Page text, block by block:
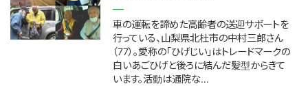
車の運転を諦めた高齢者の送迎サポートを
行っている、山梨県北杜市の中村三郎さん
（77）。愛称の「ひげじい」はトレードマークの
白いあごひげと後ろに結んだ髪型からきて
います。活動は通院な…